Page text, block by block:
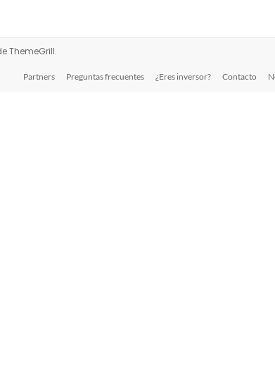
ThemeGrill.
Partners Preguntas frecuentes ¿Eres inversor? Contacto